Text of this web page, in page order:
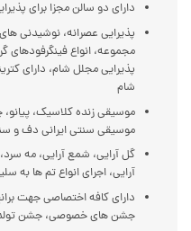
دارای دو سالن مجزا برای
پذیرایی عصرانه، نوشیدنی
مجموعه، انواع فینگرفودهای
پذیرایی مجلل شام، دارای
شام
موسیقی زنده کلاسیک،
موسیقی سنتی ایرانی دف و
گل آرایی، شمع آرایی، مه
آرایی، اجرای انواع تم ها به
دارای کافه اختصاصی جهت
جشن های خصوصی، جشن